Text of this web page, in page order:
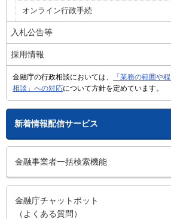
オンライン行政手続
入札公告等
採用情報
金融庁の行政相談においては、
「業務の範囲や
相談」への対応について方針を定めています。
新着情報配信サービス
金融事業者一括検索機能
金融庁チャットボット
（よくある質問）